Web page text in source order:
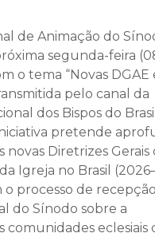
de Animação do
segunda-feira
o tema “Novas DGAE
pelo canal da
dos Bispos do
pretende
novas Diretrizes Gerais
Igreja no Brasil
o processo de
do Sínodo sobre a
comunidades eclesiais